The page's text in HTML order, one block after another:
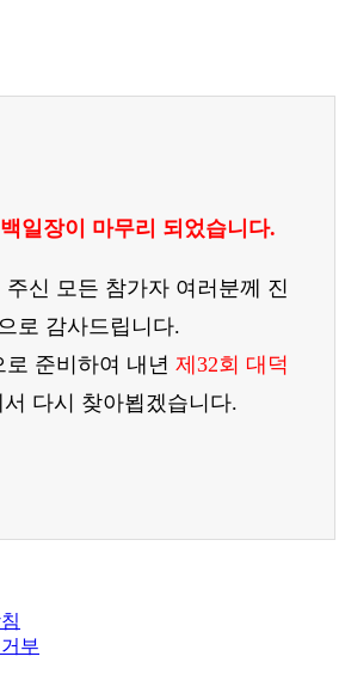
일장이 마무리 되었습니다.
주신 모든 참가자 여러분께 진
로 감사드립니다.
준비하여 내년 제32회 대덕
서 다시 찾아뵙겠습니다.
부